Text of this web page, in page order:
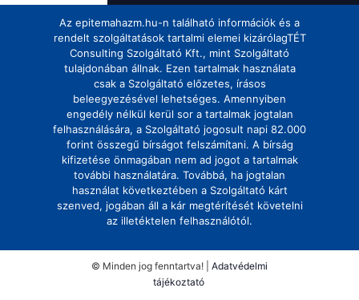
Az epitemahazm.hu-n található információk és a
rendelt szolgáltatások tartalmi elemei kizárólagTÉT
Consulting Szolgáltató Kft., mint Szolgáltató
tulajdonában állnak. Ezen tartalmak használata
csak a Szolgáltató előzetes, írásos
beleegyezésével lehetséges. Amennyiben
engedély nélkül kerül sor a tartalmak jogtalan
felhasználására, a Szolgáltató jogosult napi 82.000
forint összegű bírságot felszámítani. A bírság
kifizetése önmagában nem ad jogot a tartalmak
további használatára. Továbbá, ha jogtalan
használat következtében a Szolgáltató kárt
szenved, jogában áll a kár megtérítését követelni
az illetéktelen felhasználótól.
© Minden jog fenntartva! | Adatvédelmi
tájékoztató